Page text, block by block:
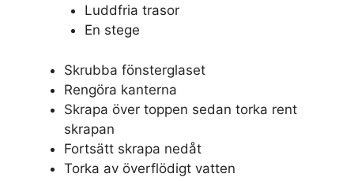
Luddfria trasor
En stege
Skrubba fönsterglaset
Rengöra kanterna
Skrapa över toppen sedan torka rent
skrapan
Fortsätt skrapa nedåt
Torka av överflödigt vatten